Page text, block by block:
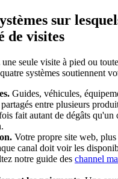
sur
de visites
seule visite à pied ou
systèmes soutiennent
Guides, véhicules,
entre plusieurs
fait autant de dégâts qu'un
Votre propre site web, plus
canal doit voir les
notre guide des channel